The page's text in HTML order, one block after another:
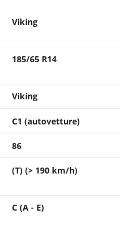
Viking
185/65 R14
Viking
C1 (autovetture)
86
(T) (> 190 km/h)
C (A - E)